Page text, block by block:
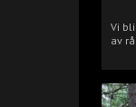
Vi
av